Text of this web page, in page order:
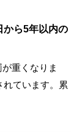
から5年以内の
重くなりま
れています。累